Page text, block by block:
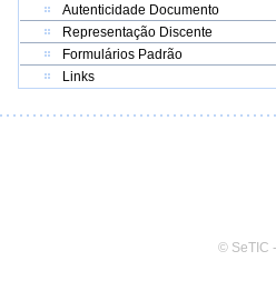
Autenticidade Documento
Representação Discente
Formulários Padrão
Links
© SeTIC